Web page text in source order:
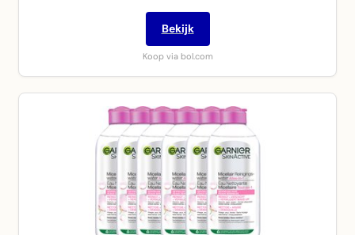
Bekijk
Koop via bol.com